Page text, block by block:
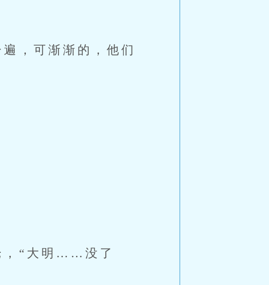
，可渐渐的，他们
，“大明……没了